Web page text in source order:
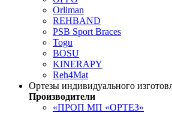
Orliman
REHBAND
PSB Sport Braces
Togu
BOSU
KINERAPY
Reh4Mat
Ортезы индивидуального
Производители
«ПРОП МП «ОРТЕЗ»